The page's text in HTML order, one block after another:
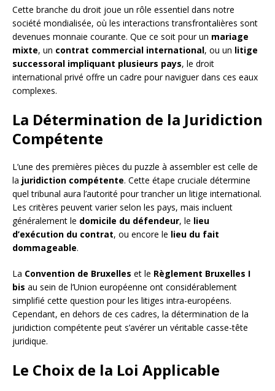
Cette branche du droit joue un rôle essentiel dans notre
société mondialisée, où les interactions transfrontalières sont
devenues monnaie courante. Que ce soit pour un mariage
mixte, un contrat commercial international, ou un litige
successoral impliquant plusieurs pays, le droit
international privé offre un cadre pour naviguer dans ces eaux
complexes.
La Détermination de la Juridiction
Compétente
L’une des premières pièces du puzzle à assembler est celle de
la juridiction compétente. Cette étape cruciale détermine
quel tribunal aura l’autorité pour trancher un litige international.
Les critères peuvent varier selon les pays, mais incluent
généralement le domicile du défendeur, le lieu
d’exécution du contrat, ou encore le lieu du fait
dommageable.
La Convention de Bruxelles et le Règlement Bruxelles I
bis au sein de l’Union européenne ont considérablement
simplifié cette question pour les litiges intra-européens.
Cependant, en dehors de ces cadres, la détermination de la
juridiction compétente peut s’avérer un véritable casse-tête
juridique.
Le Choix de la Loi Applicable